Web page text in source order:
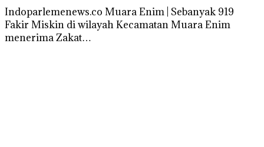
Indoparlemenews.co Muara Enim | Sebanyak 919
Fakir Miskin di wilayah Kecamatan Muara Enim
menerima Zakat…